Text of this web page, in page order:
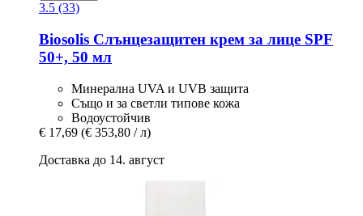
3.5 (33)
Biosolis Слънцезащитен крем за лице SPF
50+, 50 мл
Минерална UVA и UVB защита
Също и за светли типове кожа
Водоустойчив
€ 17,69 (€ 353,80 / л)
Доставка до 14. август